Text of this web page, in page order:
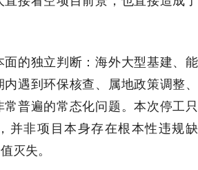
的独立判断：海外大型基建、能
遇到环保核查、属地政策调整、
普遍的常态化问题。本次停工只
并非项目本身存在根本性违规缺
灭失。